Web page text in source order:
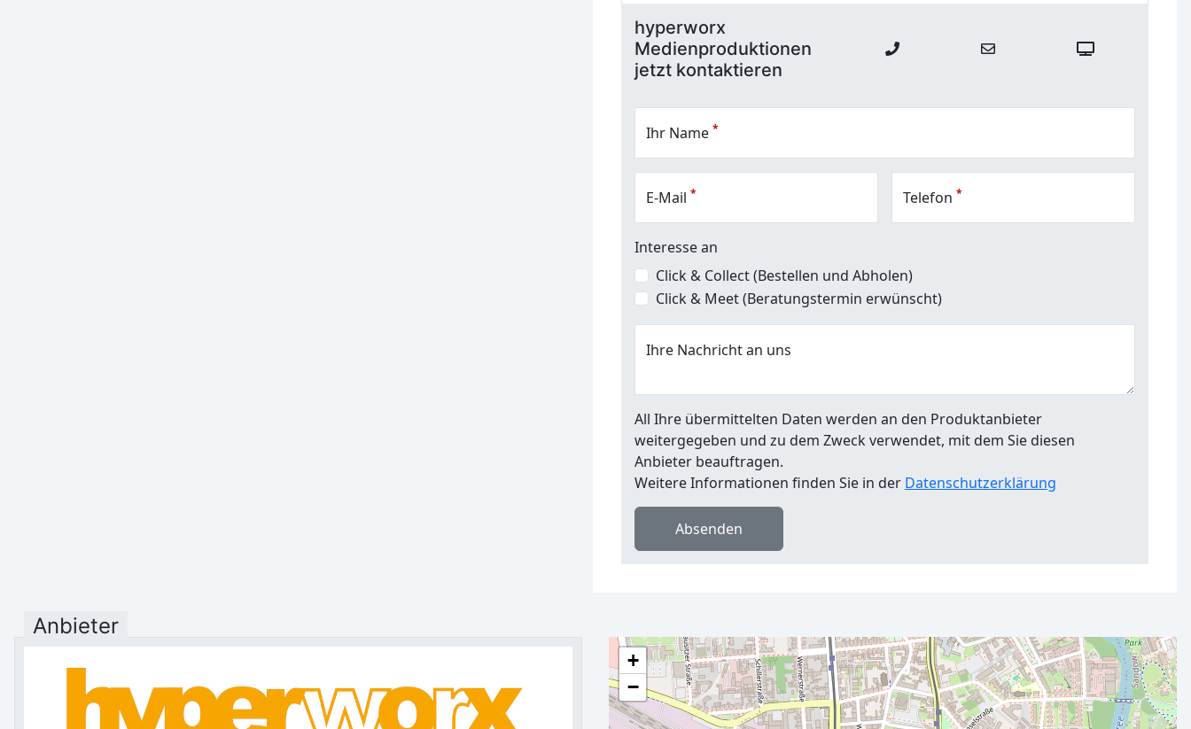
hyperworx
Medienproduktionen
jetzt kontaktieren
Ihr Name *
E-Mail * Telefon *
Interesse an
Click & Collect (Bestellen und Abholen)
Click & Meet (Beratungstermin erwünscht)
Ihre Nachricht an uns
All Ihre übermittelten Daten werden an den Produktanbieter
weitergegeben und zu dem Zweck verwendet, mit dem Sie diesen
Anbieter beauftragen.
Weitere Informationen finden Sie in der Datenschutzerklärung
Absenden
Anbieter
+
−